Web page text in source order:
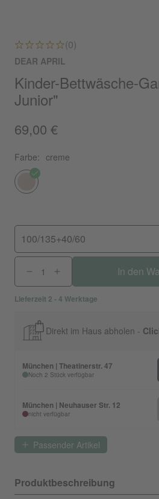
(0)
DEAR APRIL
Kinder-Bettwäsche-
Junior"
69,00 €
Farbe: creme
100/135+40/60
In den
Lieferzeit 2 - 4 Werktage
Direkt im Haus abholen -
München | Theatinerstr. 47
Noch 2 Stück verfügbar
München | Neuhauser Str. 12
nicht verfügbar
Passender Artikel
Produktbeschreibung